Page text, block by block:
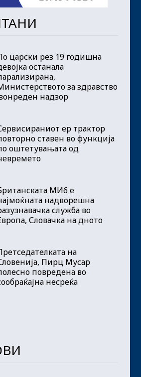
царски рез 19 годишна
останала
за здравство
надзор
ер трактор
ставен во функција
оштетувањата од
МИ6 е
надворешна
служба во
Словачка на дното
на
Пирц Мусар
повредена во
несреќа